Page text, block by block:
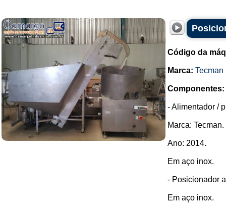
Código da
Marca: Tecman
Componentes:
- Alimentador /
Marca: Tecman.
Ano: 2014.
Em aço inox.
- Posicionador
Em aço inox.